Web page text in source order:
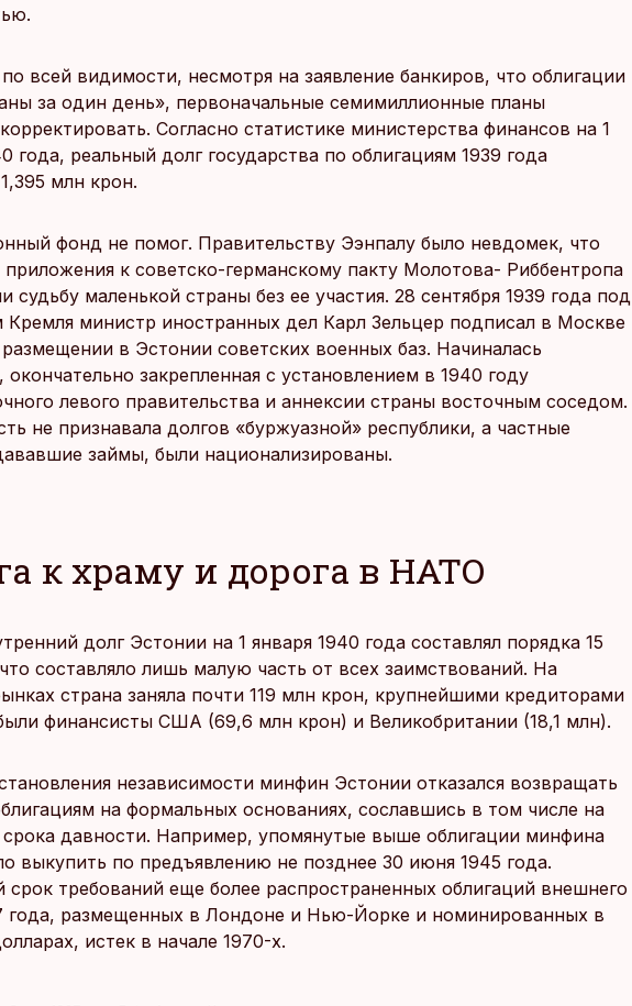
всей видимости, несмотря на заявление банкиров, что облигации
за один день», первоначальные семимиллионные планы
Согласно статистике министерства финансов на 1
года, реальный долг государства по облигациям 1939 года
млн крон.
фонд не помог. Правительству Ээнпалу было невдомек, что
приложения к советско-германскому пакту Молотова- Риббентропа
судьбу маленькой страны без ее участия. 28 сентября 1939 года под
Кремля министр иностранных дел Карл Зельцер подписал в Москве
в Эстонии советских военных баз. Начиналась
окончательно закрепленная с установлением в 1940 году
левого правительства и аннексии страны восточным соседом.
не признавала долгов «буржуазной» республики, а частные
займы, были национализированы.
к храму и дорога в НАТО
долг Эстонии на 1 января 1940 года составлял порядка 15
составляло лишь малую часть от всех заимствований. На
страна заняла почти 119 млн крон, крупнейшими кредиторами
финансисты США (69,6 млн крон) и Великобритании (18,1 млн).
независимости минфин Эстонии отказался возвращать
на формальных основаниях, сославшись в том числе на
срока давности. Например, упомянутые выше облигации минфина
выкупить по предъявлению не позднее 30 июня 1945 года.
срок требований еще более распространенных облигаций внешнего
года, размещенных в Лондоне и Нью-Йорке и номинированных в
истек в начале 1970-х.